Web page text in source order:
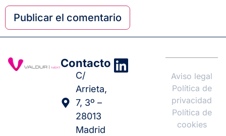
Contacto
C/
Arrieta,
7, 3º –
28013
Madrid
Aviso legal
Política de
privacidad
Política de
cookies